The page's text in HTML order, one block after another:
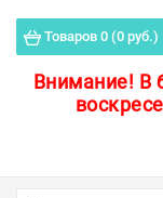
Товаров 0 (0 руб.)
Внимание! В
Пороги для пола
Защитные